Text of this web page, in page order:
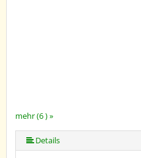
mehr (6 ) »
mehr (6 ) »
mehr (6 ) »
Details